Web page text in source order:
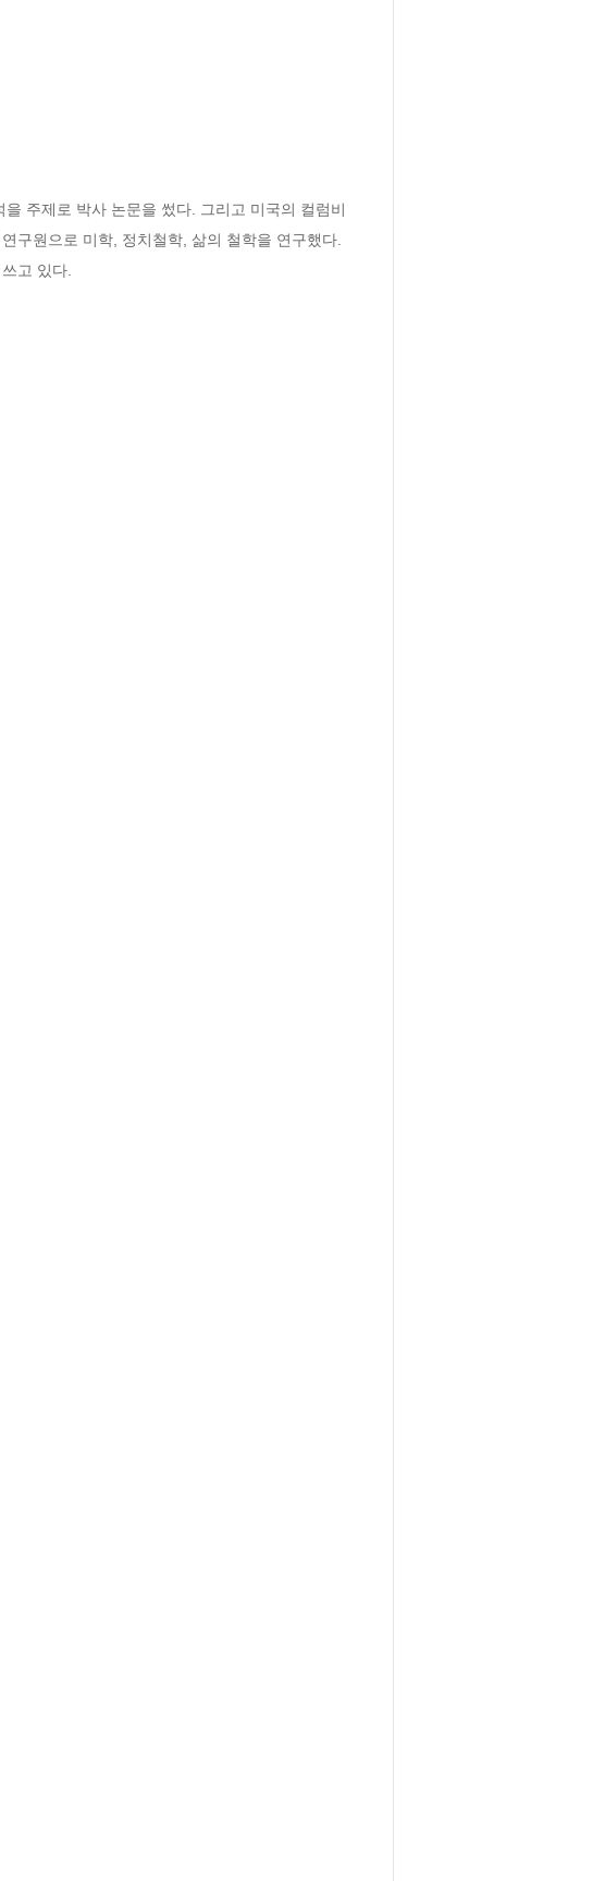
주제로 박사 논문을 썼다. 그리고 미국의 컬럼비
구원으로 미학, 정치철학, 삶의 철학을 연구했다.
고 있다.